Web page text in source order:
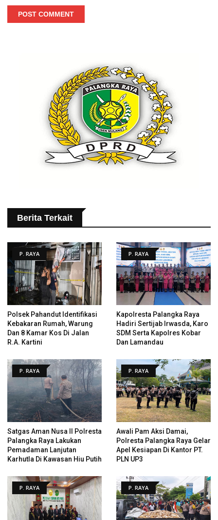
POST COMMENT
Berita Terkait
P. RAYA
Polsek Pahandut Identifikasi
Kebakaran Rumah, Warung
Dan 8 Kamar Kos Di Jalan
R.A. Kartini
P. RAYA
Kapolresta Palangka Raya
Hadiri Sertijab Irwasda, Karo
SDM Serta Kapolres Kobar
Dan Lamandau
P. RAYA
Satgas Aman Nusa II Polresta
Palangka Raya Lakukan
Pemadaman Lanjutan
Karhutla Di Kawasan Hiu Putih
P. RAYA
Awali Pam Aksi Damai,
Polresta Palangka Raya Gelar
Apel Kesiapan Di Kantor PT.
PLN UP3
P. RAYA P. RAYA